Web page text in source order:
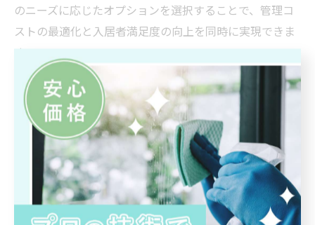
のニーズに応じたオプションを選択することで、管理コ
ストの最適化と入居者満足度の向上を同時に実現できま
す。
快適空間を守るための施工事例紹
介
実際のハウスクリーニング施工事例で見る効果
ハウスクリーニングの施工は、広島県福山市や安芸郡熊